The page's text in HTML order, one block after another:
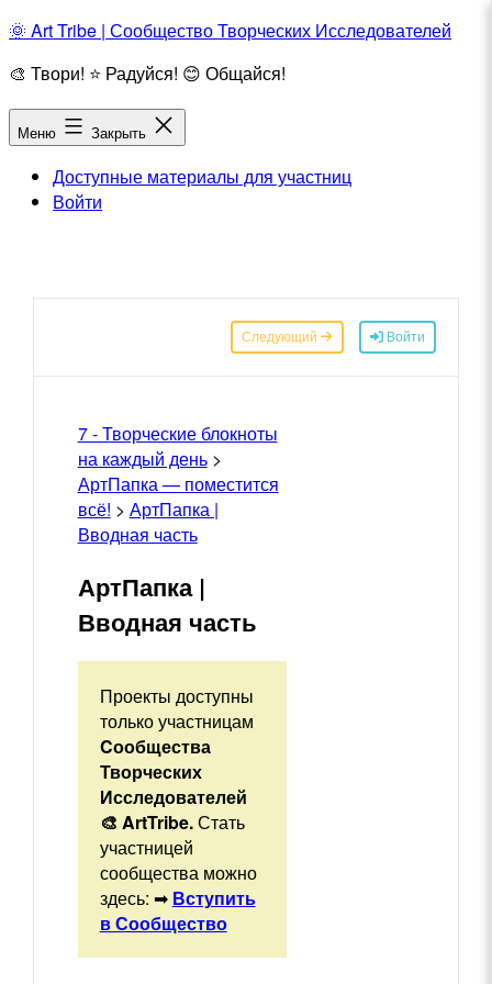
Перейти
содержимому
🌞 Art Tribe | Сообщество Творческих Исследователей
🎨 Твори! ⭐ Радуйся! 😊 Общайся!
Меню Закрыть
Доступные материалы для участниц
Войти
Следующий Войти
7 - Творческие блокноты
на каждый день>
АртПапка — поместится
всё! > АртПапка |
Вводная часть
АртПапка |
Вводная часть
Проекты доступны
только участницам
Cообщества
Творческих
Исследователей
🎨 ArtTribe.Стать
участницей
сообщества можно
здесь: ➡ Вступить
в Сообщество